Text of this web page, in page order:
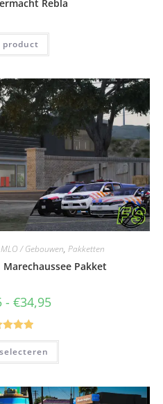
Rebla
product
MLO / Gebouwen, Pakketten
Pakket
- €34,95
uit 5